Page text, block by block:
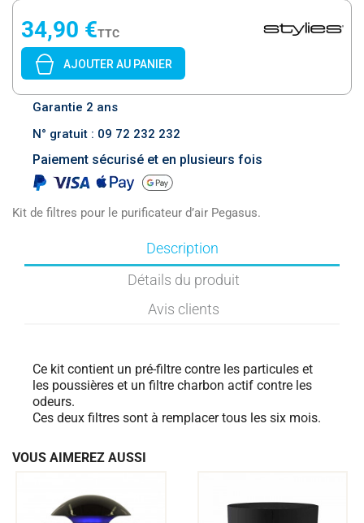
34,90 €TTC
AJOUTER AU PANIER
Garantie 2 ans
N° gratuit : 09 72 232 232
Paiement sécurisé et en plusieurs fois
Kit de filtres pour le purificateur d’air Pegasus.
Description
Détails du produit
Avis clients
Ce kit contient un pré-filtre contre les particules et
les poussières et un filtre charbon actif contre les
odeurs.
Ces deux filtres sont à remplacer tous les six mois.
VOUS AIMEREZ AUSSI